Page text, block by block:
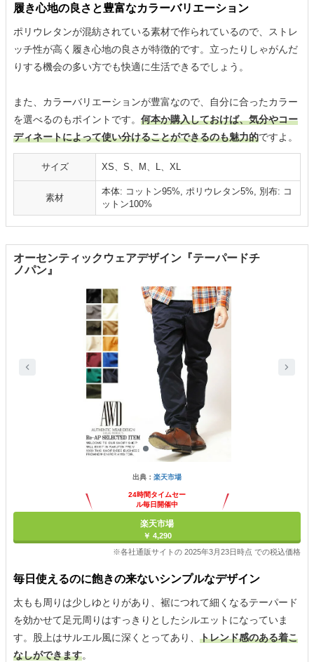
履き心地の良さと豊富なカラーバリエーション
ポリウレタンが混紡されている素材で作られているので、ストレ
ッチ性が高く履き心地の良さが特徴的です。立ったりしゃがんだ
りする機会の多い方でも快適に生活できるでしょう。
また、カラーバリエーションが豊富なので、自分に合ったカラー
を選べるのもポイントです。 何本か購入しておけば、気分やコー
ディネートによって使い分けることができるのも魅力的ですよ。
サイズ XS、S、M、L、XL
素材
本体: コットン95%, ポリウレタン5%, 別布: コ
ットン100%
オーセンティックウェアデザイン『テーパードチ
ノパン』
出典： 楽天市場
24時間タイムセー
ル毎日開催中
楽天市場
￥ 4,290
※各社通販サイトの 2025年3月23日時点 での税込価格
毎日使えるのに飽きの来ないシンプルなデザイン
太もも周りは少しゆとりがあり、裾につれて細くなるテーパード
を効かせて足元周りはすっきりとしたシルエットになっていま
す。股上はサルエル風に深くとってあり、 トレンド感のある着こ
なしができます。